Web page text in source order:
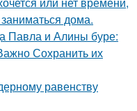
дома.
Павла и Алины буре:
Сохранить их
равенству